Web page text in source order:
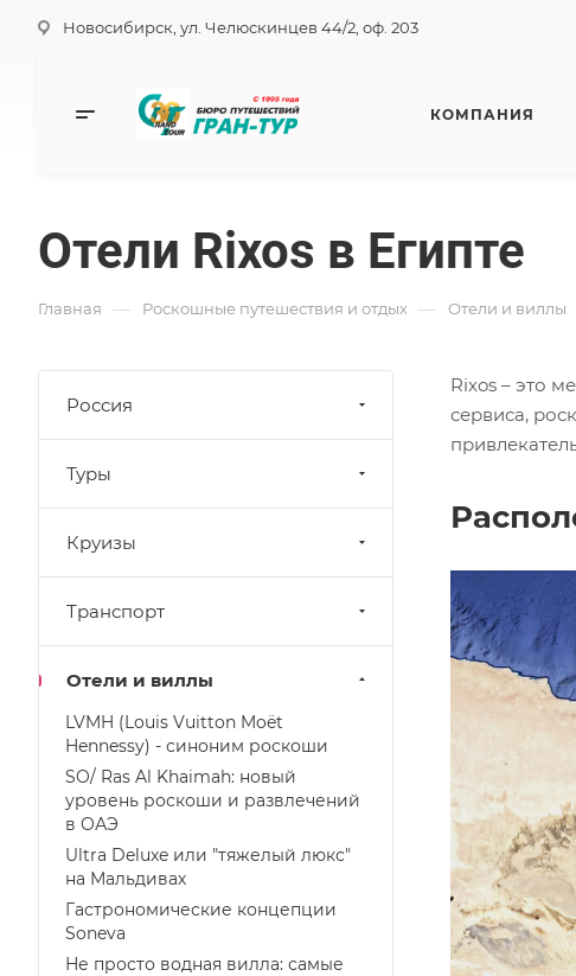
Новосибирск, ул. Челюскинцев 44/2, оф. 203
КОМПАНИЯ
Отели Rixos в Египте
Главная — Роскошные путешествия и отдых — Отели и виллы
Rixos – это
сервиса,
Россия
Туры
Круизы
Транспорт
Отели и виллы
LVMH (Louis Vuitton Moët
Hennessy) - синоним роскоши
SO/ Ras Al Khaimah: новый
уровень роскоши и развлечений
в ОАЭ
Ultra Deluxe или "тяжелый люкс"
на Мальдивах
Гастрономические концепции
Soneva
Не просто водная вилла: самые